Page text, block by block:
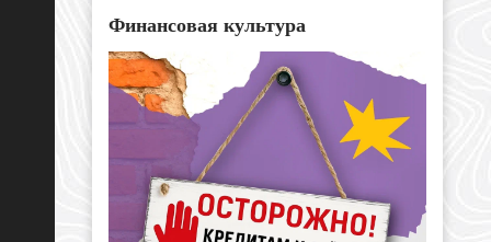
Финансовая культура